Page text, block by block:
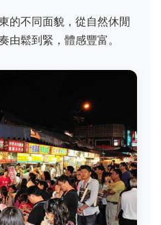
的不同面貌，從自然休閒
由鬆到緊，體感豐富。